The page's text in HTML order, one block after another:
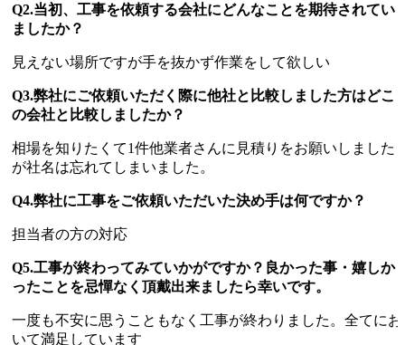
Q2.当初、工事を依頼する会社にどんなことを期待されてい
ましたか？
見えない場所ですが手を抜かず作業をして欲しい
Q3.弊社にご依頼いただく際に他社と比較しました方はどこ
の会社と比較しましたか？
相場を知りたくて1件他業者さんに見積りをお願いしました
が社名は忘れてしまいました。
Q4.弊社に工事をご依頼いただいた決め手は何ですか？
担当者の方の対応
Q5.工事が終わってみていかがですか？良かった事・嬉しか
ったことを忌憚なく頂戴出来ましたら幸いです。
一度も不安に思うこともなく工事が終わりました。全てにお
いて満足しています